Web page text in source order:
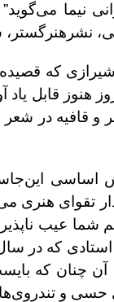
نیما
سال ۱۳۶۸
که
هنوز قابل
و قافیه در
اساسی
تقوای هنری
شما عیب
استادی که در
آن چنان که
و